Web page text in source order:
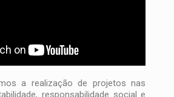
a realização de projetos nas
responsabilidade social e